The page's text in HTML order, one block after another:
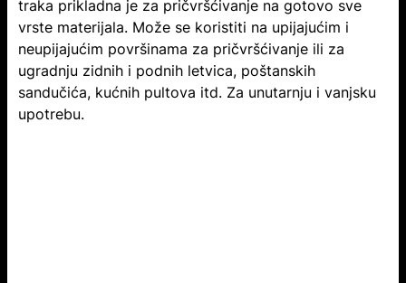
traka prikladna je za pričvršćivanje na gotovo sve
vrste materijala. Može se koristiti na upijajućim i
neupijajućim površinama za pričvršćivanje ili za
ugradnju zidnih i podnih letvica, poštanskih
sandučića, kućnih pultova itd. Za unutarnju i vanjsku
upotrebu.